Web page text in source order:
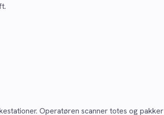
Operatøren scanner totes og pakker